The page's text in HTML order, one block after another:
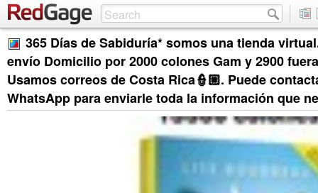
365 Días de Sabiduría* somos una tienda
envío Domicilio por 2000 colones Gam y 2900
Usamos correos de Costa Rica👮🏼. Puede
WhatsApp para enviarle toda la información que